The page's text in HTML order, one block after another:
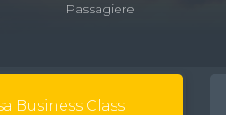
Passagiere
Business Class